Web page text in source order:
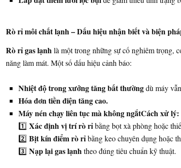
Rò rỉ môi chất lạnh – Dấu hiệu nhận biết và biện
Rò rỉ gas lạnhlà một trong những sự cố nghiêm trọng,
năng làm mát. Một số dấu hiệu cảnh báo:
Nhiệt độ trong xưởng tăng bất thườngdù máy
Hóa đơn tiền điện tăng cao.
Máy nén chạy liên tục mà không ngắtCách xử lý:
1️⃣ Xác định vị trí rò rỉbằng bọt xà phòng hoặc
2️⃣ Bịt kín điểm rò rỉbằng keo chuyên dụng hoặc
3️⃣ Nạp lại gas lạnhtheo đúng tiêu chuẩn kỹ thuật.